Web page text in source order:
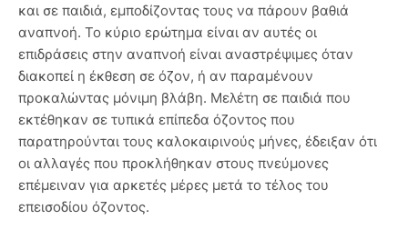
και σε παιδιά, εμποδίζοντας τους να πάρουν βαθιά
αναπνοή. Το κύριο ερώτημα είναι αν αυτές οι
επιδράσεις στην αναπνοή είναι αναστρέψιμες όταν
διακοπεί η έκθεση σε όζον, ή αν παραμένουν
προκαλώντας μόνιμη βλάβη. Μελέτη σε παιδιά που
εκτέθηκαν σε τυπικά επίπεδα όζοντος που
παρατηρούνται τους καλοκαιρινούς μήνες, έδειξαν ότι
οι αλλαγές που προκλήθηκαν στους πνεύμονες
επέμειναν για αρκετές μέρες μετά το τέλος του
επεισοδίου όζοντος.